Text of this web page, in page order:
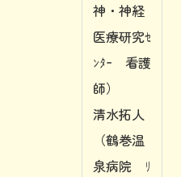
神・神経
医療研究ｾ
ﾝﾀｰ 看護
師）
清水拓人
（鶴巻温
泉病院 ﾘ